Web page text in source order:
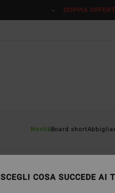
DOPPIA
NovitàBoard short
SCEGLI COSA SUCCEDE AI